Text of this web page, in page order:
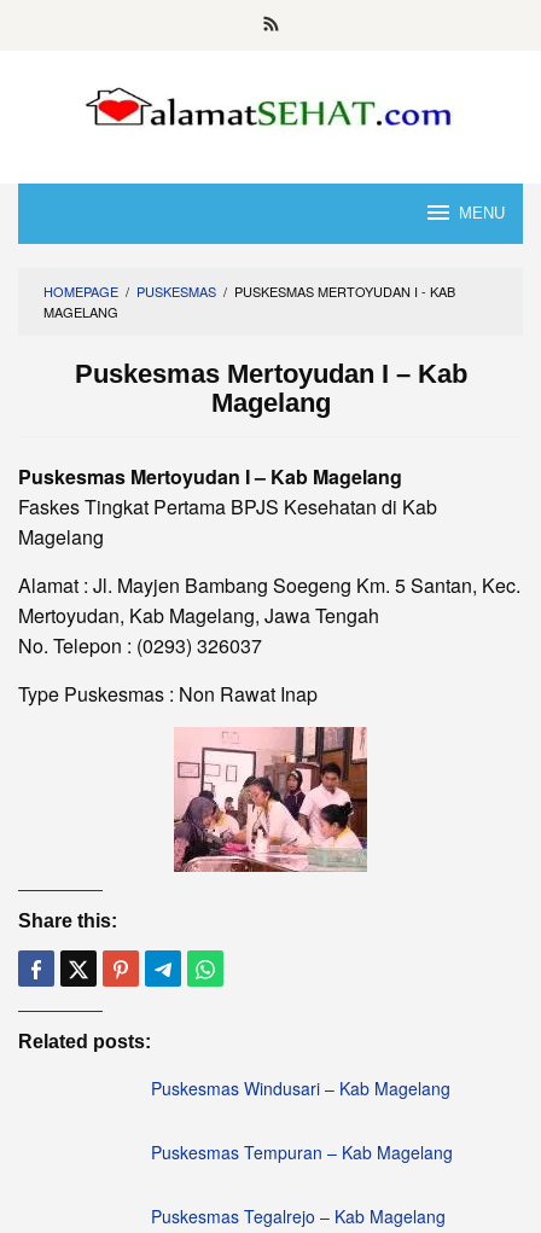
MENU
HOMEPAGE / PUSKESMAS / PUSKESMAS MERTOYUDAN I - KAB
MAGELANG
Puskesmas Mertoyudan I – Kab
Magelang
Puskesmas Mertoyudan I – Kab Magelang
Faskes Tingkat Pertama BPJS Kesehatan di Kab
Magelang
Alamat : Jl. Mayjen Bambang Soegeng Km. 5 Santan, Kec.
Mertoyudan, Kab Magelang, Jawa Tengah
No. Telepon : (0293) 326037
Type Puskesmas : Non Rawat Inap
Share this:
Related posts:
Puskesmas Windusari – Kab Magelang
Puskesmas Tempuran – Kab Magelang
Puskesmas Tegalrejo – Kab Magelang